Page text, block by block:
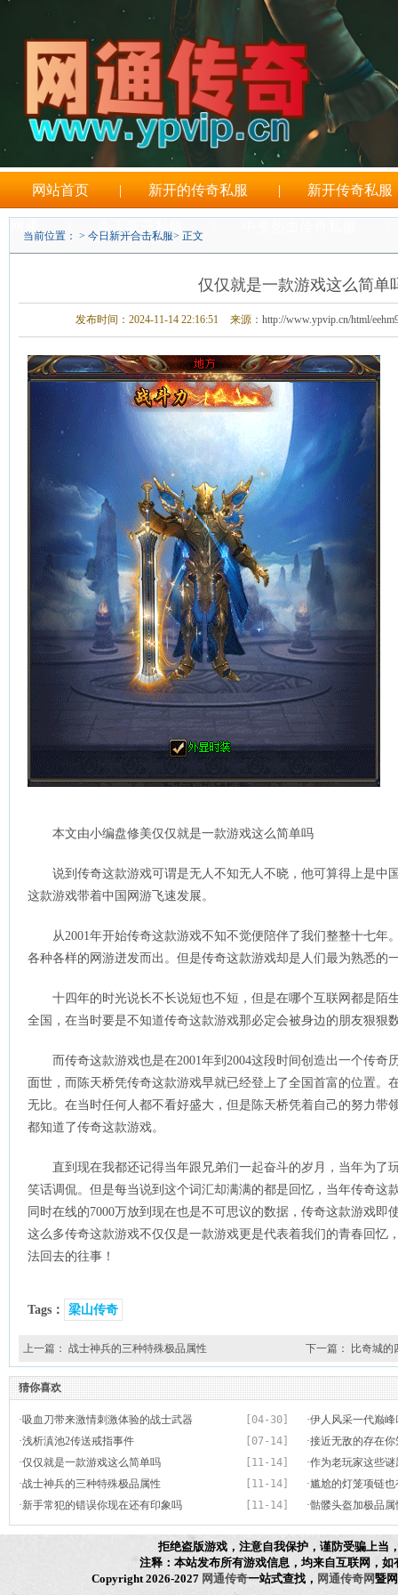
网站首页 | 新开的传奇私服 | 新开传奇私服
当前位置： > 今日新开合击私服> 正文
仅仅就是一款游戏这么简单
发布时间：2024-11-14 22:16:51 来源： http://www.ypvip.cn/html/
本文由小编盘修美仅仅就是一款游戏这么简单吗
说到传奇这款游戏可谓是无人不知无人不晓，他可算得上是中
这款游戏带着中国网游飞速发展。
从2001年开始传奇这款游戏不知不觉便陪伴了我们整整十七年
各种各样的网游迸发而出。但是传奇这款游戏却是人们最为熟悉的
十四年的时光说长不长说短也不短，但是在哪个互联网都是陌
全国，在当时要是不知道传奇这款游戏那必定会被身边的朋友狠狠
而传奇这款游戏也是在2001年到2004这段时间创造出一个传奇
面世，而陈天桥凭传奇这款游戏早就已经登上了全国首富的位置。
无比。在当时任何人都不看好盛大，但是陈天桥凭着自己的努力带
都知道了传奇这款游戏。
直到现在我都还记得当年跟兄弟们一起奋斗的岁月，当年为了
笑话调侃。但是每当说到这个词汇却满满的都是回忆，当年传奇这
同时在线的7000万放到现在也是不可思议的数据，传奇这款游戏即
这么多传奇这款游戏不仅仅是一款游戏更是代表着我们的青春回忆
法回去的往事！
Tags： 梁山传奇
上一篇： 战士神兵的三种特殊极品属性 下一篇： 比奇城的
猜你喜欢
[04-30]
·吸血刀带来激情刺激体验的战士武器 ·伊人风采一代巅
[07-14]
·浅析滇池2传送戒指事件 ·接近无敌的存在
[11-14]
·仅仅就是一款游戏这么简单吗 ·作为老玩家这些
[11-14]
·战士神兵的三种特殊极品属性 ·尴尬的灯笼项链
[11-14]
·新手常犯的错误你现在还有印象吗 ·骷髅头盔加极品
拒绝盗版游戏，注意自我保护，谨防受骗上当
注释：本站发布所有游戏信息，均来自互联网，
Copyright 2026-2027 网通传奇一站式查找， 网通传奇网暨